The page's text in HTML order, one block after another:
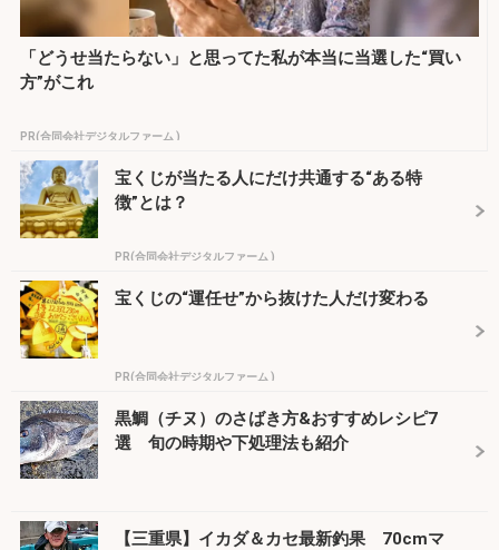
「どうせ当たらない」と思ってた私が本当に当選した“買い
方”がこれ
PR(合同会社デジタルファーム )
宝くじが当たる人にだけ共通する“ある特
徴”とは？
PR(合同会社デジタルファーム )
宝くじの“運任せ”から抜けた人だけ変わる
PR(合同会社デジタルファーム )
黒鯛（チヌ）のさばき方&おすすめレシピ7
選 旬の時期や下処理法も紹介
【三重県】イカダ＆カセ最新釣果 70cmマ